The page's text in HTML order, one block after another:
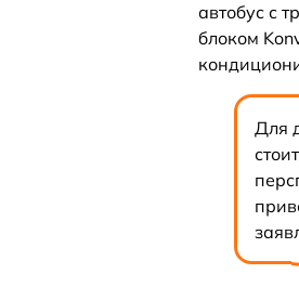
автобус с
блоком
Для